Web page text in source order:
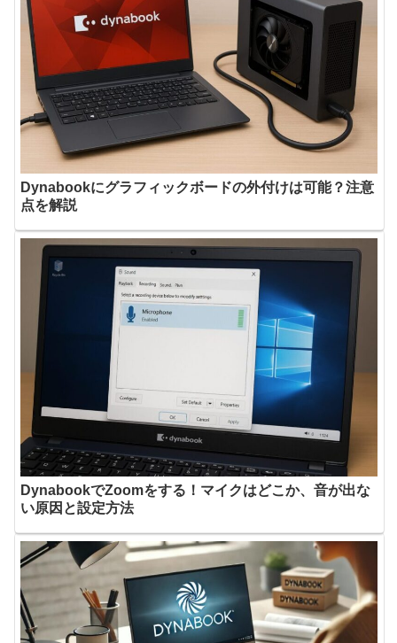
Dynabookにグラフィックボードの外付けは可能？注意
点を解説
DynabookでZoomをする！マイクはどこか、音が出な
い原因と設定方法